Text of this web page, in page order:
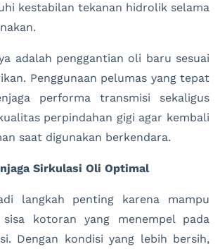
kestabilan tekanan hidrolik selama
adalah penggantian oli baru sesuai
Penggunaan pelumas yang tepat
performa transmisi sekaligus
perpindahan gigi agar kembali
saat digunakan berkendara.
Sirkulasi Oli Optimal
langkah penting karena mampu
sisa kotoran yang menempel pada
Dengan kondisi yang lebih bersih,